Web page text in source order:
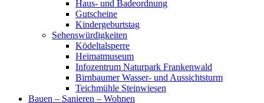
Haus- und Badeordnung
Gutscheine
Kindergeburtstag
Sehenswürdigkeiten
Ködeltalsperre
Heimatmuseum
Infozentrum Naturpark Frankenwald
Birnbaumer Wasser- und Aussichtsturm
Teichmühle Steinwiesen
Bauen – Sanieren – Wohnen